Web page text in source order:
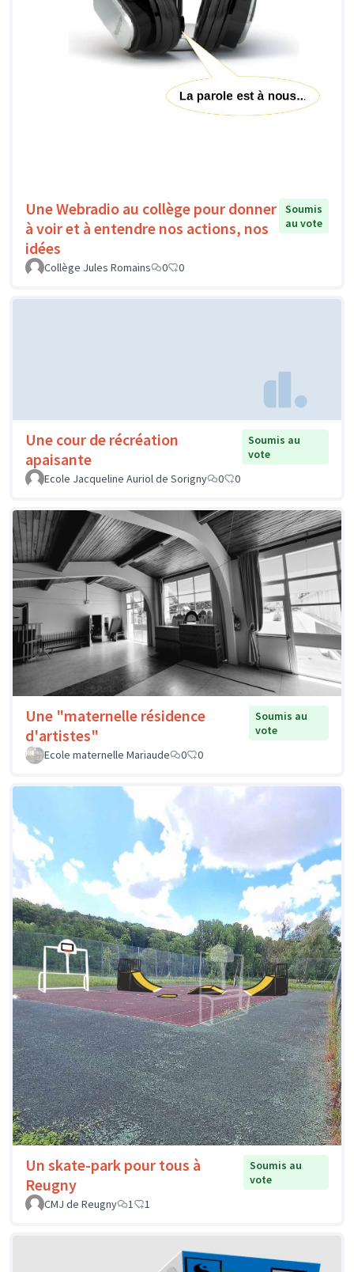
Une Webradio au collège pour donner
à voir et à entendre nos actions, nos
idées
Soumis
au vote
Collège Jules Romains 0 0
Une cour de récréation
apaisante
Soumis au
vote
Ecole Jacqueline Auriol de Sorigny
0 0
Une "maternelle résidence
d'artistes"
Soumis au
vote
Ecole maternelle Mariaude
0 0
Un skate-park pour tous à
Reugny
Soumis au
vote
CMJ de Reugny
1 1